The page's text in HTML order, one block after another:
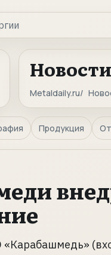
Metaldaily.ru
Продукция
«Карабашмедь»